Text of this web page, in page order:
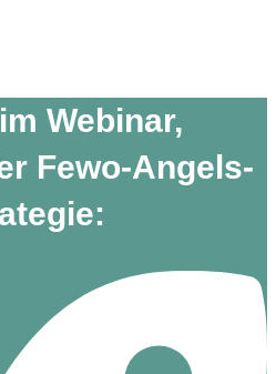
Webinar,
Fewo-Angels-